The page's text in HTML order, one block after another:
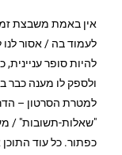
אין באמת משבצת
לעמוד בה / אסור לנו
להיות סופר
ולספק לו מענה כבר
למטרת הסרטון –
"שאלות-תשובות" /
כפתור. כל עוד